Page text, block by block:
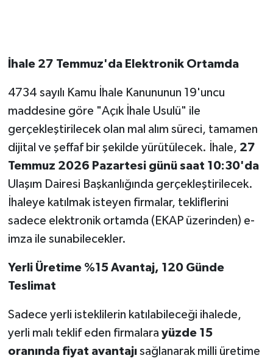
İhale 27 Temmuz'da Elektronik Ortamda
4734 sayılı Kamu İhale Kanununun 19'uncu
maddesine göre "Açık İhale Usulü" ile
gerçekleştirilecek olan mal alım süreci, tamamen
dijital ve şeffaf bir şekilde yürütülecek. İhale, 27
Temmuz 2026 Pazartesi günü saat 10:30'da
Ulaşım Dairesi Başkanlığında gerçekleştirilecek.
İhaleye katılmak isteyen firmalar, tekliflerini
sadece elektronik ortamda (EKAP üzerinden) e-
imza ile sunabilecekler.
Yerli Üretime %15 Avantaj, 120 Günde
Teslimat
Sadece yerli isteklilerin katılabileceği ihalede,
yerli malı teklif eden firmalara yüzde 15
oranında fiyat avantajısağlanarak milli üretime